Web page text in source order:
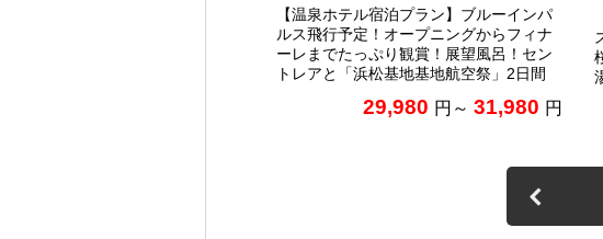
【温泉ホテル宿泊プラン】ブルーインパ
ルス飛行予定！オープニングからフィナ
ーレまでたっぷり観賞！展望風呂！セン
トレアと「浜松基地基地航空祭」2日間
29,980 円～31,980 円